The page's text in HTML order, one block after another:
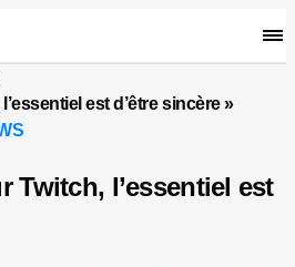
est d’être sincère »
Twitch, l’essentiel est